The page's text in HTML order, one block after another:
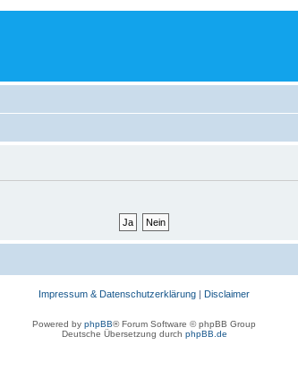
Impressum & Datenschutzerklärung | Disclaimer
Powered by phpBB® Forum Software © phpBB Group
Deutsche Übersetzung durch phpBB.de